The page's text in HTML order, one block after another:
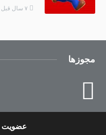
۷ سال قبل
مجوزها
عضویت